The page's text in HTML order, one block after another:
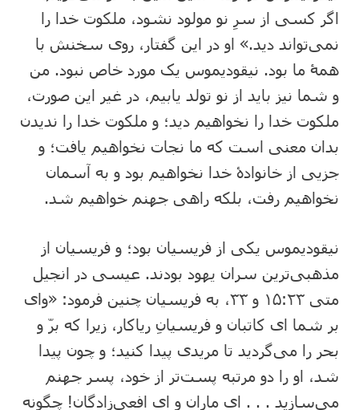
اگر کسی از سرِ نو مولود نشود، ملکوت خدا را
نمی‌تواند دید.» او در این گفتار، روی سخنش با
همۀ ما بود. نیقودیموس یک مورد خاص نبود. من
و شما نیز باید از نو تولد یابیم، در غیر این صورت،
ملکوت خدا را نخواهیم دید؛ و ملکوت خدا را ندیدن
بدان معنی است که ما نجات نخواهیم یافت؛ و
جزیی از خانوادۀ خدا نخواهیم بود و به آسمان
نخواهیم رفت، بلکه راهی جهنم خواهیم شد.
نیقودیموس یکی از فریسیان بود؛ و فریسیان از
مذهبی‌ترین سران یهود بودند. عیسی در انجیل
متی ۲۳:‏۱۵ و ۳۳، به فریسیان چنین فرمود: «وای
بر شما ای کاتبان و فریسیانِ ریاکار، زیرا که برّ و
بحر را می‌گردید تا مریدی پیدا کنید؛ و چون پیدا
شد، او را دو مرتبه پست‌تر از خود، پسر جهنم
می‌سازید . . . ای ماران و ای افعی‌زادگان! چگونه